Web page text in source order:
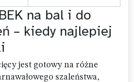
na bal i do
– kiedy najlepiej
jest gotowy na różne
szaleństwa,